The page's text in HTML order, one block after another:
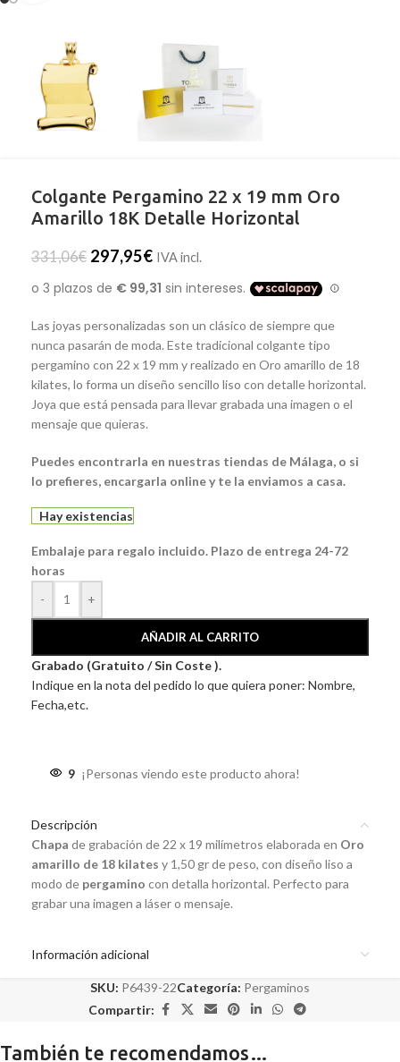
Colgante Pergamino 22 x 19 mm Oro
Amarillo 18K Detalle Horizontal
331,06€ 297,95€ IVA incl.
Las joyas personalizadas son un clásico de siempre que
nunca pasarán de moda. Este tradicional colgante tipo
pergamino con 22 x 19 mm y realizado en Oro amarillo de 18
kilates, lo forma un diseño sencillo liso con detalle horizontal.
Joya que está pensada para llevar grabada una imagen o el
mensaje que quieras.
Puedes encontrarla en nuestras tiendas de Málaga, o si
lo prefieres, encargarla online y te la enviamos a casa.
Hay existencias
Embalaje para regalo incluido. Plazo de entrega 24-72
horas
-
+
AÑADIR AL CARRITO
Grabado (Gratuito / Sin Coste ).
Indique en la nota del pedido lo que quiera poner: Nombre,
Fecha,etc.
9 ¡Personas viendo este producto ahora!
Descripción
Chapa de grabación de 22 x 19 milímetros elaborada en Oro
amarillo de 18 kilates y 1,50 gr de peso, con diseño liso a
modo de pergamino con detalla horizontal. Perfecto para
grabar una imagen a láser o mensaje.
Información adicional
SKU: P6439-22Categoría: Pergaminos
Compartir:
También te recomendamos…